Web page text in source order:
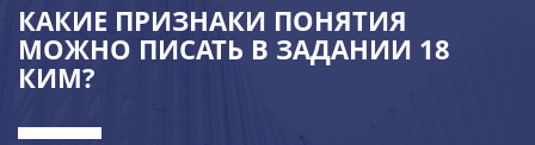
КАКИЕ ПРИЗНАКИ ПОНЯТИЯ
МОЖНО ПИСАТЬ В ЗАДАНИИ 18
КИМ?